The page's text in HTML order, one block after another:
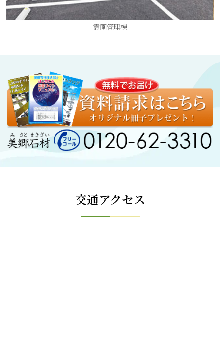
霊園管理棟
交通アクセス